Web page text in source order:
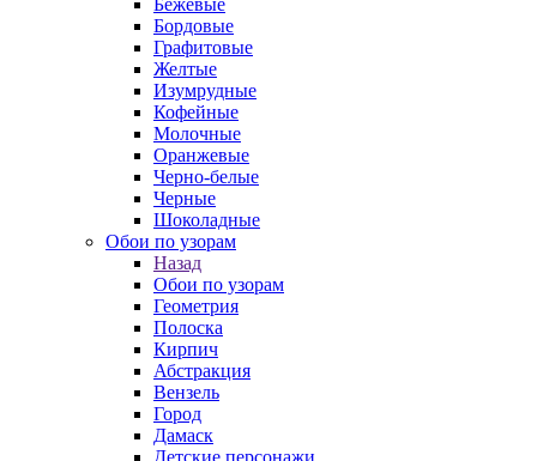
Бежевые
Бордовые
Графитовые
Желтые
Изумрудные
Кофейные
Молочные
Оранжевые
Черно-белые
Черные
Шоколадные
Обои по узорам
Назад
Обои по узорам
Геометрия
Полоска
Кирпич
Абстракция
Вензель
Город
Дамаск